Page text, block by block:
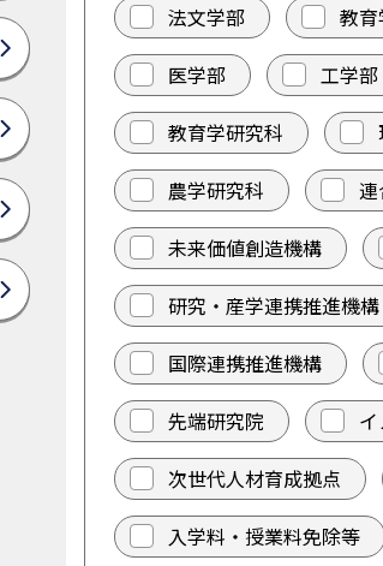
法文学部 教
医学部
工学部
教育学研究科
農学研究科
未来価値創造機構
研究・産学連携推進機構
国際連携推進機構
先端研究院
次世代人材育成拠点
入学料・授業料免除等